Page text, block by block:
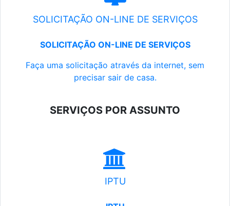
SOLICITAÇÃO ON-LINE DE SERVIÇOS
SOLICITAÇÃO ON-LINE DE SERVIÇOS
Faça uma solicitação através da internet, sem
precisar sair de casa.
SERVIÇOS POR ASSUNTO
IPTU